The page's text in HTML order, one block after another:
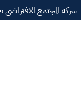
شركة المجتمع